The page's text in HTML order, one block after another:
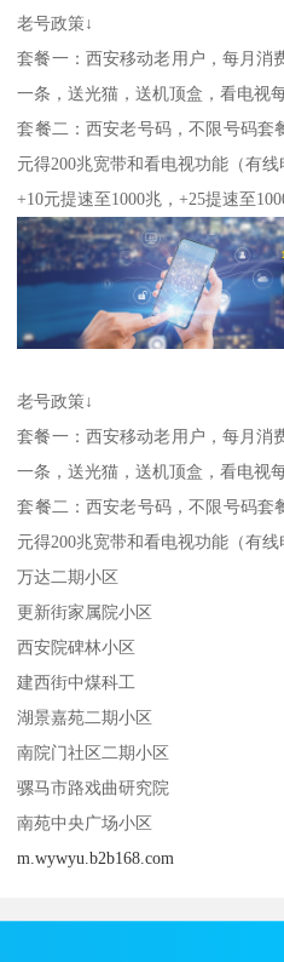
老号政策↓
套餐一：西安移动老用户，每月消
一条，送光猫，送机顶盒，看电视
套餐二：西安老号码，不限号码套
元得200兆宽带和看电视功能（有线
+10元提速至1000兆，+25提速至
老号政策↓
套餐一：西安移动老用户，每月消
一条，送光猫，送机顶盒，看电视
套餐二：西安老号码，不限号码套
元得200兆宽带和看电视功能（有线
万达二期小区
更新街家属院小区
西安院碑林小区
建西街中煤科工
湖景嘉苑二期小区
南院门社区二期小区
骡马市路戏曲研究院
南苑中央广场小区
m.wywyu.b2b168.com